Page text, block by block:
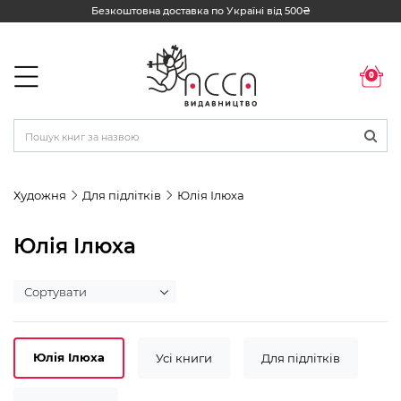
Безкоштовна доставка по Україні від 500₴
0
Художня Для підлітків Юлія Ілюха
Юлія Ілюха
Усі книги Для підлітків
Юлія Ілюха